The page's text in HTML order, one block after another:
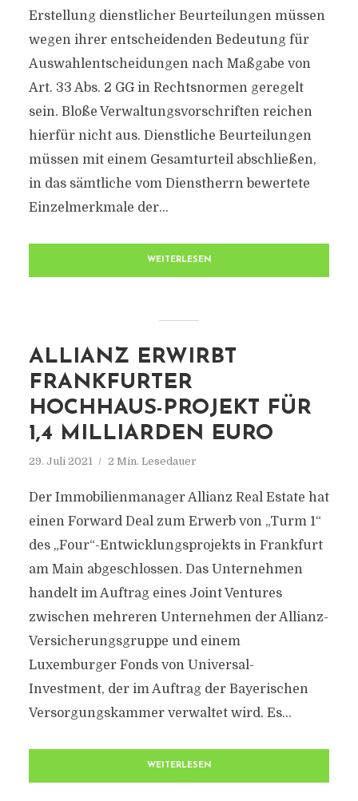
Erstellung dienstlicher Beurteilungen müssen
wegen ihrer entscheidenden Bedeutung für
Auswahlentscheidungen nach Maßgabe von
Art. 33 Abs. 2 GG in Rechtsnormen geregelt
sein. Bloße Verwaltungsvorschriften reichen
hierfür nicht aus. Dienstliche Beurteilungen
müssen mit einem Gesamturteil abschließen,
in das sämtliche vom Dienstherrn bewertete
Einzelmerkmale der...
WEITERLESEN
ALLIANZ ERWIRBT
FRANKFURTER
HOCHHAUS-PROJEKT FÜR
1,4 MILLIARDEN EURO
29. Juli 2021 2 Min. Lesedauer
Der Immobilienmanager Allianz Real Estate hat
einen Forward Deal zum Erwerb von „Turm 1“
des „Four“-Entwicklungsprojekts in Frankfurt
am Main abgeschlossen. Das Unternehmen
handelt im Auftrag eines Joint Ventures
zwischen mehreren Unternehmen der Allianz-
Versicherungsgruppe und einem
Luxemburger Fonds von Universal-
Investment, der im Auftrag der Bayerischen
Versorgungskammer verwaltet wird. Es...
WEITERLESEN